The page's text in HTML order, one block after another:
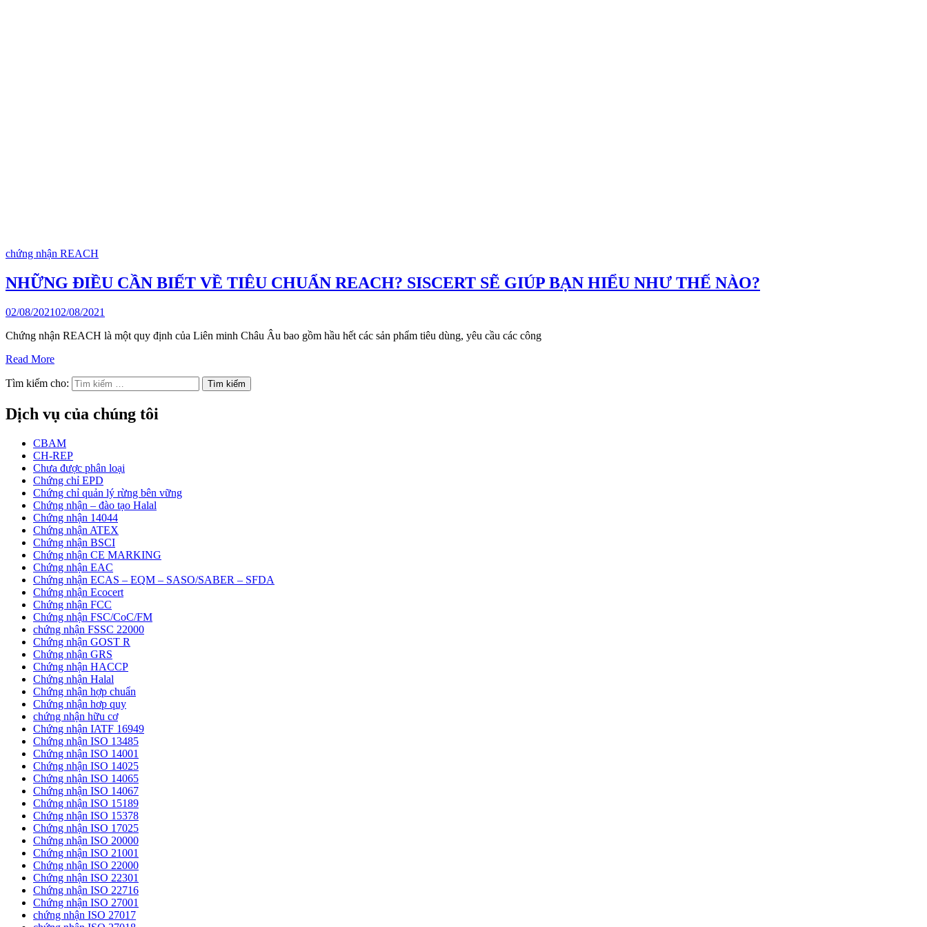
chứng nhận REACH
NHỮNG ĐIỀU CẦN BIẾT VỀ TIÊU CHUẨN REACH? SISCERT SẼ GIÚP BẠN HIỂU NHƯ THẾ NÀO?
02/08/202102/08/2021
Chứng nhận REACH là một quy định của Liên minh Châu Âu bao gồm hầu hết các sản phẩm tiêu dùng, yêu cầu các công
Read More
Tìm kiếm cho:
Dịch vụ của chúng tôi
CBAM
CH-REP
Chưa được phân loại
Chứng chỉ EPD
Chứng chỉ quản lý rừng bên vững
Chứng nhận – đào tạo Halal
Chứng nhận 14044
Chứng nhận ATEX
Chứng nhận BSCI
Chứng nhận CE MARKING
Chứng nhận EAC
Chứng nhận ECAS – EQM – SASO/SABER – SFDA
Chứng nhận Ecocert
Chứng nhận FCC
Chứng nhận FSC/CoC/FM
chứng nhận FSSC 22000
Chứng nhận GOST R
Chứng nhận GRS
Chứng nhận HACCP
Chứng nhận Halal
Chứng nhận hợp chuẩn
Chứng nhận hơp quy
chứng nhận hữu cơ
Chứng nhận IATF 16949
Chứng nhận ISO 13485
Chứng nhận ISO 14001
Chứng nhận ISO 14025
Chứng nhận ISO 14065
Chứng nhận ISO 14067
Chứng nhận ISO 15189
Chứng nhận ISO 15378
Chứng nhận ISO 17025
Chứng nhận ISO 20000
Chứng nhận ISO 21001
Chứng nhận ISO 22000
Chứng nhận ISO 22301
Chứng nhận ISO 22716
Chứng nhận ISO 27001
chứng nhận ISO 27017